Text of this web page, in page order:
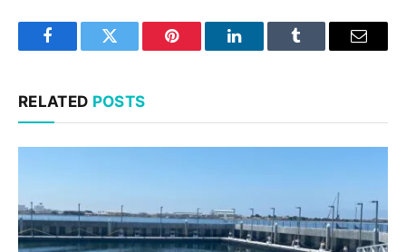
FacebookTwitter Pinterest LinkedInTumblr Email
RELATED POSTS